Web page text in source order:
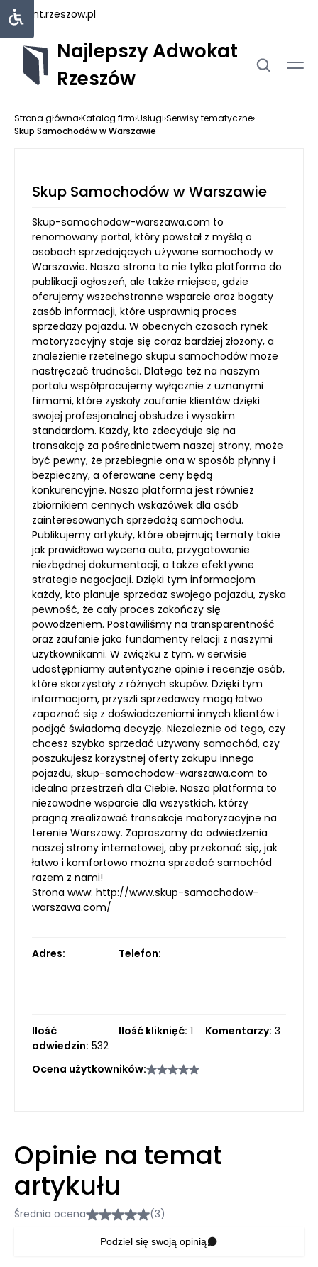
rejent.rzeszow.pl
Najlepszy Adwokat
Rzeszów
Strona główna›Katalog firm›Usługi›Serwisy tematyczne›
Skup Samochodów w Warszawie
Skup Samochodów w Warszawie
Skup-samochodow-warszawa.com to
renomowany portal, który powstał z myślą o
osobach sprzedających używane samochody w
Warszawie. Nasza strona to nie tylko platforma do
publikacji ogłoszeń, ale także miejsce, gdzie
oferujemy wszechstronne wsparcie oraz bogaty
zasób informacji, które usprawnią proces
sprzedaży pojazdu. W obecnych czasach rynek
motoryzacyjny staje się coraz bardziej złożony, a
znalezienie rzetelnego skupu samochodów może
nastręczać trudności. Dlatego też na naszym
portalu współpracujemy wyłącznie z uznanymi
firmami, które zyskały zaufanie klientów dzięki
swojej profesjonalnej obsłudze i wysokim
standardom. Każdy, kto zdecyduje się na
transakcję za pośrednictwem naszej strony, może
być pewny, że przebiegnie ona w sposób płynny i
bezpieczny, a oferowane ceny będą
konkurencyjne. Nasza platforma jest również
zbiornikiem cennych wskazówek dla osób
zainteresowanych sprzedażą samochodu.
Publikujemy artykuły, które obejmują tematy takie
jak prawidłowa wycena auta, przygotowanie
niezbędnej dokumentacji, a także efektywne
strategie negocjacji. Dzięki tym informacjom
każdy, kto planuje sprzedaż swojego pojazdu, zyska
pewność, że cały proces zakończy się
powodzeniem. Postawiliśmy na transparentność
oraz zaufanie jako fundamenty relacji z naszymi
użytkownikami. W związku z tym, w serwisie
udostępniamy autentyczne opinie i recenzje osób,
które skorzystały z różnych skupów. Dzięki tym
informacjom, przyszli sprzedawcy mogą łatwo
zapoznać się z doświadczeniami innych klientów i
podjąć świadomą decyzję. Niezależnie od tego, czy
chcesz szybko sprzedać używany samochód, czy
poszukujesz korzystnej oferty zakupu innego
pojazdu, skup-samochodow-warszawa.com to
idealna przestrzeń dla Ciebie. Nasza platforma to
niezawodne wsparcie dla wszystkich, którzy
pragną zrealizować transakcje motoryzacyjne na
terenie Warszawy. Zapraszamy do odwiedzenia
naszej strony internetowej, aby przekonać się, jak
łatwo i komfortowo można sprzedać samochód
razem z nami!
Strona www: http://www.skup-samochodow-
warszawa.com/
Adres: Telefon:
Ilość
odwiedzin: 532
Ilość kliknięć: 1 Komentarzy: 3
Ocena użytkowników:
Opinie na temat
artykułu
Średnia ocena (3)
Podziel się swoją opinią